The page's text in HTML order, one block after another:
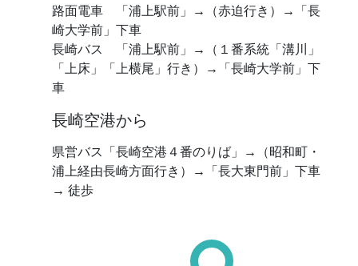
路面電車 「浦上駅前」→（赤迫行き）→「長
崎大学前」下車
長崎バス 「浦上駅前」→（１番系統「溝川」
「上床」「上横尾」行き）→「長崎大学前」下
車
長崎空港から
県営バス「長崎空港４番のりば」→（昭和町・
浦上経由長崎方面行き）→「長大東門前」下車
→ 徒歩